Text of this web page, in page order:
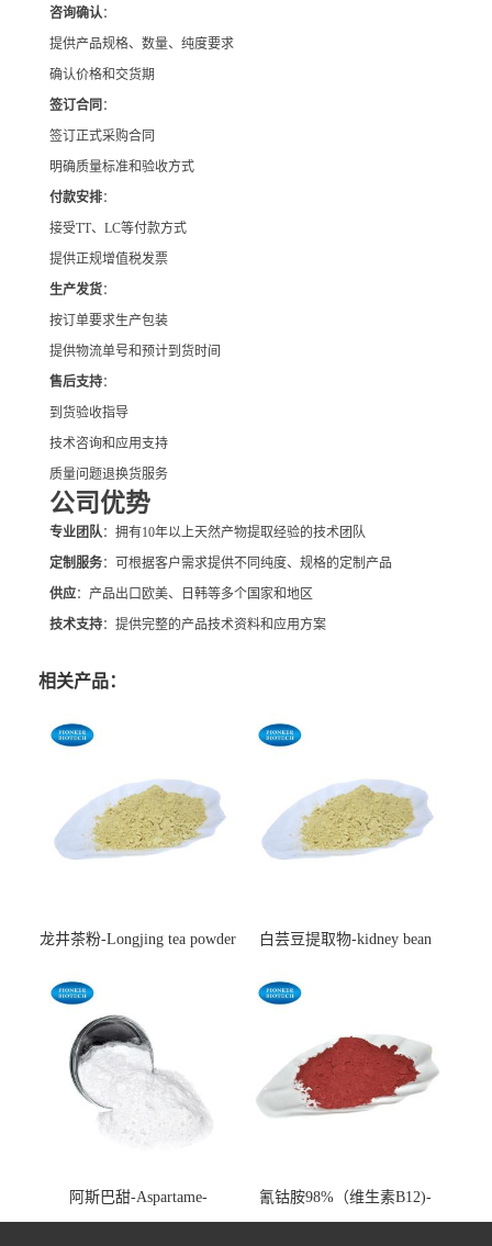
咨询确认：
提供产品规格、数量、纯度要求
确认价格和交货期
签订合同 ：
签订正式采购合同
明确质量标准和验收方式
付款安排：
接受TT、LC等付款方式
提供正规增值税发票
生产发货：
按订单要求生产包装
提供物流单号和预计到货时间
售后支持：
到货验收指导
技术咨询和应用支持
质量问题退换货服务
公司优势
专业团队：拥有10年以上天然产物提取经验的技术团队
定制服务：可根据客户需求提供不同纯度、规格的定制产品
供应：产品出口欧美、日韩等多个国家和地区
技术支持：提供完整的产品技术资料和应用方案
相关产品：
龙井茶粉-Longjing tea powder
白芸豆提取物-kidney bean
阿斯巴甜-Aspartame-
cas:22839-47-0
氰钴胺98%（维生素B12)-
Vitamin B12-cas:68-19-9